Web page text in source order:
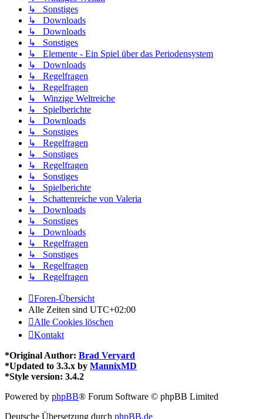
↳ Sonstiges
↳ Downloads
↳ Downloads
↳ Sonstiges
↳ Elemente - Ein Spiel über das Periodensystem
↳ Downloads
↳ Regelfragen
↳ Regelfragen
↳ Winzige Weltreiche
↳ Spielberichte
↳ Downloads
↳ Sonstiges
↳ Regelfragen
↳ Sonstiges
↳ Regelfragen
↳ Sonstiges
↳ Spielberichte
↳ Schattenreiche von Valeria
↳ Downloads
↳ Sonstiges
↳ Downloads
↳ Regelfragen
↳ Sonstiges
↳ Regelfragen
↳ Regelfragen
Foren-Übersicht
Alle Zeiten sind UTC+02:00
Alle Cookies löschen
Kontakt
*Original Author: Brad Veryard
*Updated to 3.3.x by MannixMD
*Style version: 3.4.2
Powered by phpBB® Forum Software © phpBB Limited
Deutsche Übersetzung durch phpBB.de